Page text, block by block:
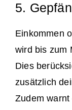
5.
Einkommen
wird bis zum
Dies
zusätzlich
Zudem